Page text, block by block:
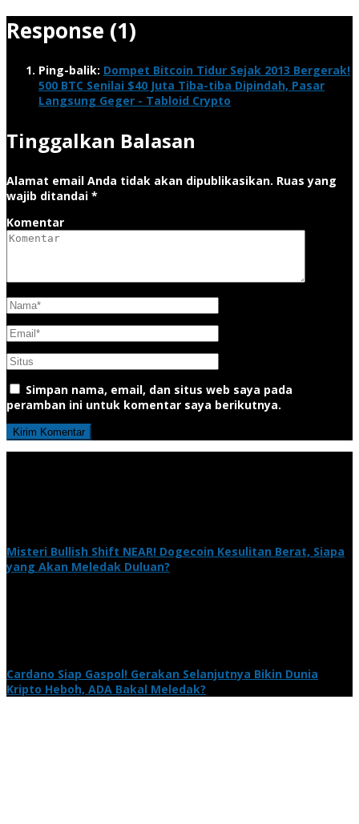
Response (1)
Ping-balik: Dompet Bitcoin Tidur Sejak 2013 Bergerak!
500 BTC Senilai $40 Juta Tiba-tiba Dipindah, Pasar
Langsung Geger - Tabloid Crypto
Tinggalkan Balasan
Alamat email Anda tidak akan dipublikasikan. Ruas yang
wajib ditandai *
Komentar
Simpan nama, email, dan situs web saya pada
peramban ini untuk komentar saya berikutnya.
Misteri Bullish Shift NEAR! Dogecoin Kesulitan Berat, Siapa
yang Akan Meledak Duluan?
Cardano Siap Gaspol! Gerakan Selanjutnya Bikin Dunia
Kripto Heboh, ADA Bakal Meledak?